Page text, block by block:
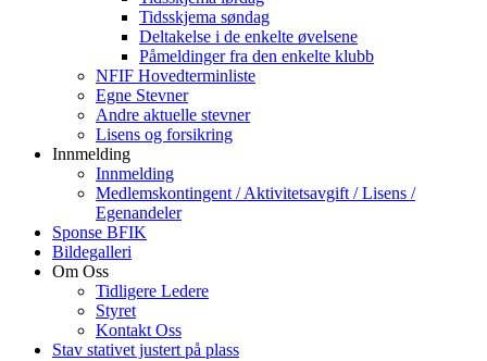
Tidsskjema søndag
Deltakelse i de enkelte øvelsene
Påmeldinger fra den enkelte klubb
NFIF Hovedterminliste
Egne Stevner
Andre aktuelle stevner
Lisens og forsikring
Innmelding
Innmelding
Medlemskontingent / Aktivitetsavgift / Lisens /
Egenandeler
Sponse BFIK
Bildegalleri
Om Oss
Tidligere Ledere
Styret
Kontakt Oss
Stav stativet justert på plass